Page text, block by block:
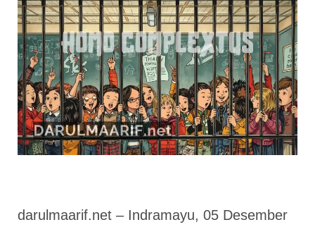
darulmaarif.net – Indramayu, 05 Desember